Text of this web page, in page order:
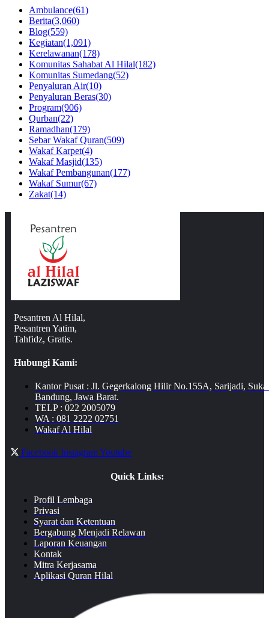
Ambulance(61)
Berita(3,060)
Blog(559)
Kegiatan(1,091)
Kerelawanan(178)
Komunitas Sahabat Al Hilal(182)
Komunitas Sumedang(52)
Penyaluran Air(10)
Penyaluran Beras(30)
Program(906)
Qurban(22)
Ramadhan(179)
Sebar Wakaf Quran(509)
Wakaf Karpet(4)
Wakaf Masjid(135)
Wakaf Pembangunan(177)
Wakaf Sumur(67)
Zakat(14)
Pesantren Al Hilal,
Pesantren Yatim,
Tahfidz, Gratis.
Hubungi Kami:
Kantor Pusat : Jl. Gegerkalong Hilir No.155A, Sarijadi,
Bandung, Jawa Barat.
TELP : 022 2005079
WA : 081 2222 02751
Wakaf Al Hilal
Facebook InstagramYoutube
Quick Links:
Profil Lembaga
Privasi
Syarat dan Ketentuan
Bergabung Menjadi Relawan
Laporan Keuangan
Kontak
Mitra Kerjasama
Aplikasi Quran Hilal